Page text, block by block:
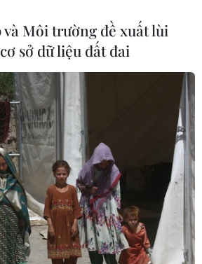
và Môi trường đề xuất lùi
sở dữ liệu đất đai